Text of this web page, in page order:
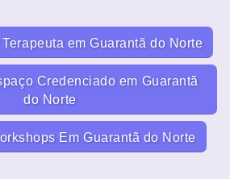
em Guarantã do Norte
Credenciado em Guarantã
do Norte
Em Guarantã do Norte